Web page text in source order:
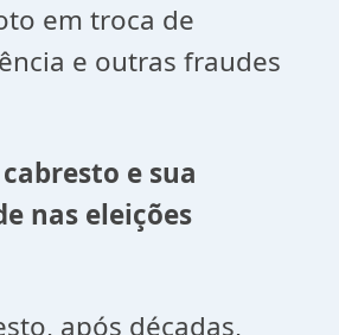
em troca de
e outras fraudes
e sua
nas eleições
após décadas,